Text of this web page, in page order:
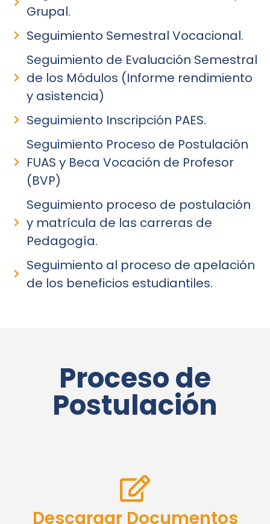
Grupal.
Seguimiento Semestral Vocacional.
Seguimiento de Evaluación Semestral
de los Módulos (Informe rendimiento
y asistencia)
Seguimiento Inscripción PAES.
Seguimiento Proceso de Postulación
FUAS y Beca Vocación de Profesor
(BVP)
Seguimiento proceso de postulación
y matrícula de las carreras de
Pedagogía.
Seguimiento al proceso de apelación
de los beneficios estudiantiles.
Proceso de
Postulación
Descargar Documentos